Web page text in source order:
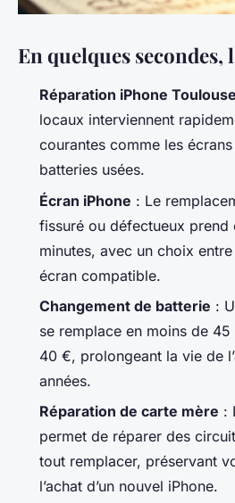
En quelques secondes,
Réparation iPhone Toulouse
locaux interviennent
courantes comme les
batteries usées.
Écran iPhone : Le
fissuré ou défectueux prend
minutes, avec un choix
écran compatible.
Changement de batterie :
se remplace en moins de
40 €, prolongeant la vie de
années.
Réparation de carte mère :
permet de réparer des
tout remplacer, préservant
l’achat d’un nouvel iPhone.